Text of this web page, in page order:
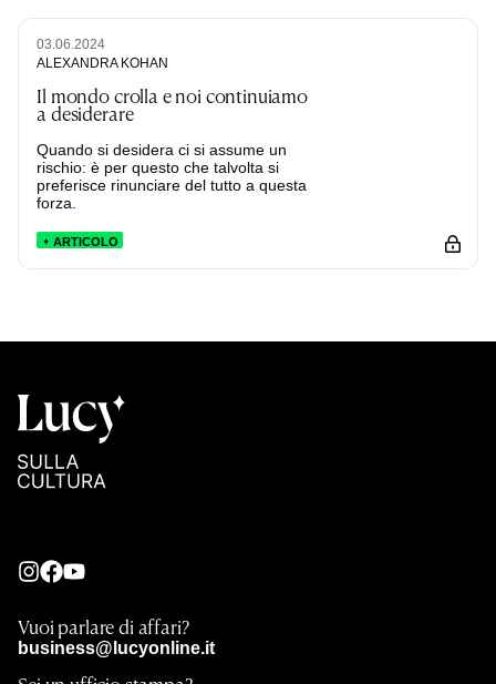
03.06.2024
ALEXANDRA KOHAN
Il mondo crolla e noi continuiamo
a desiderare
Quando si desidera ci si assume un
rischio: è per questo che talvolta si
preferisce rinunciare del tutto a questa
forza.
ARTICOLO
Vuoi parlare di affari?
business@lucyonline.it